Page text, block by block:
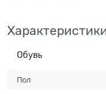
Обувь
Пол